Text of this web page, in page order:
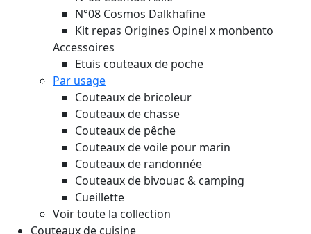
N°08 Cosmos Dalkhafine
Kit repas Origines Opinel x monbento
Accessoires
Etuis couteaux de poche
Par usage
Couteaux de bricoleur
Couteaux de chasse
Couteaux de pêche
Couteaux de voile pour marin
Couteaux de randonnée
Couteaux de bivouac & camping
Cueillette
Voir toute la collection
Couteaux de cuisine